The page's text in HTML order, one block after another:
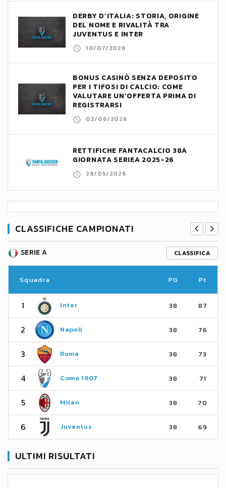
DERBY D’ITALIA: STORIA, ORIGINE
DEL NOME E RIVALITÀ TRA
JUVENTUS E INTER
10/07/2026
BONUS CASINÒ SENZA DEPOSITO
PER I TIFOSI DI CALCIO: COME
VALUTARE UN’OFFERTA PRIMA DI
REGISTRARSI
03/06/2026
RETTIFICHE FANTACALCIO 38A
GIORNATA SERIEA 2025-26
28/05/2026
CLASSIFICHE CAMPIONATI
SERIE A CLASSIFICA
Squadra PG Pt
1 Inter 38 87
2 Napoli 38 76
3 Roma 38 73
4 Como 1907 38 71
5 Milan 38 70
6 Juventus 38 69
ULTIMI RISULTATI